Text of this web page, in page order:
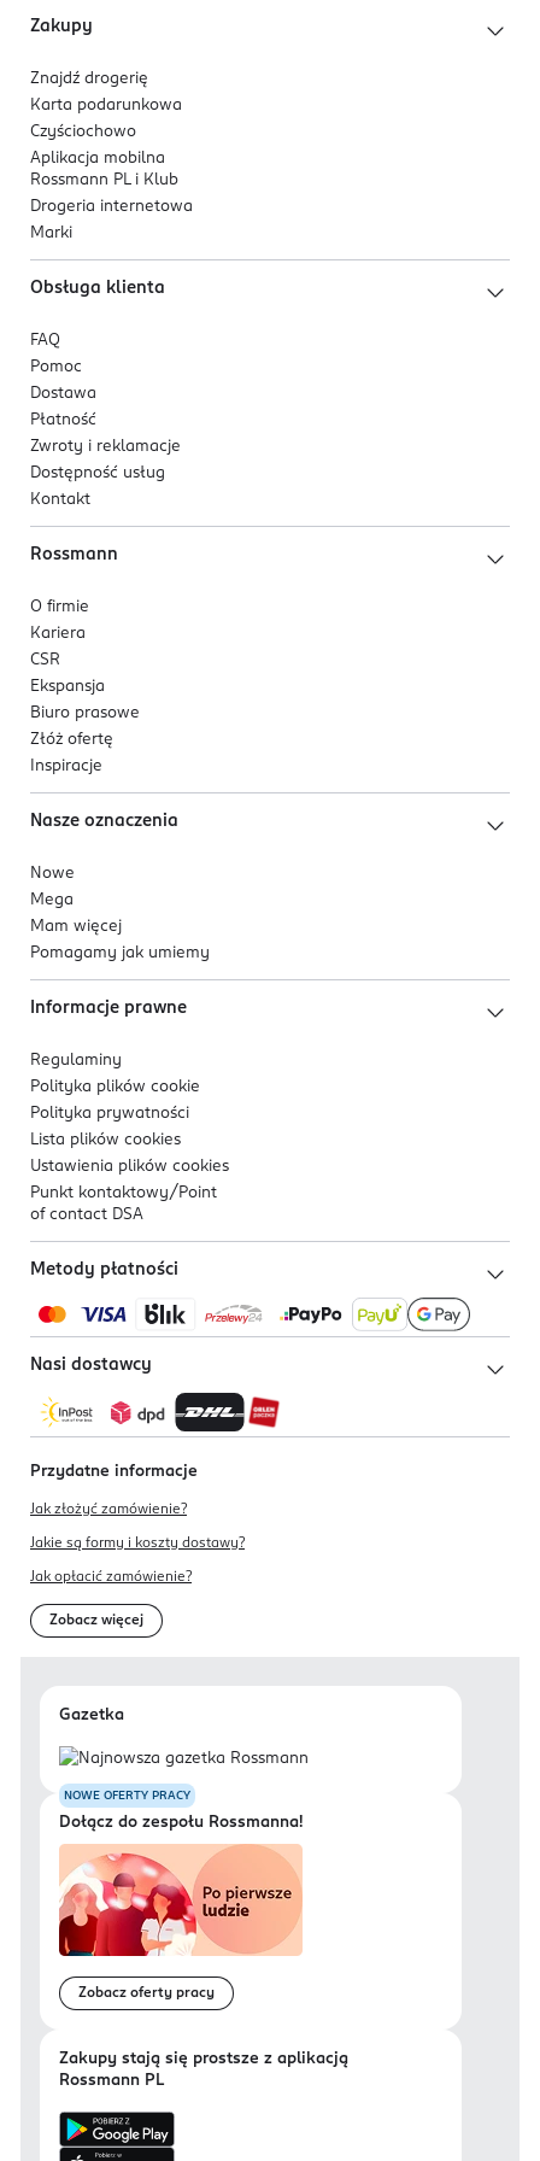
5 904960 016123
Zakupy
Znajdź drogerię
Karta podarunkowa
Czyściochowo
Aplikacja mobilna
Rossmann PL i Klub
Drogeria internetowa
Marki
Obsługa klienta
FAQ
Pomoc
Dostawa
Płatność
Zwroty i reklamacje
Dostępność usług
Kontakt
Rossmann
O firmie
Kariera
CSR
Ekspansja
Biuro prasowe
Złóż ofertę
Inspiracje
Nasze oznaczenia
Nowe
Mega
Mam więcej
Pomagamy jak umiemy
Informacje prawne
Regulaminy
Polityka plików cookie
Polityka prywatności
Lista plików cookies
Ustawienia plików cookies
Punkt kontaktowy/ Point
of contact DSA
Metody płatności
Nasi dostawcy
Przydatne informacje
Jak złożyć zamówienie?
Jakie są formy i koszty dostawy?
Jak opłacić zamówienie?
Zobacz więcej
Gazetka
NOWE OFERTY PRACY
Dołącz do zespołu Rossmanna!
Zobacz oferty pracy
Zakupy stają się prostsze z aplikacją
Rossmann PL